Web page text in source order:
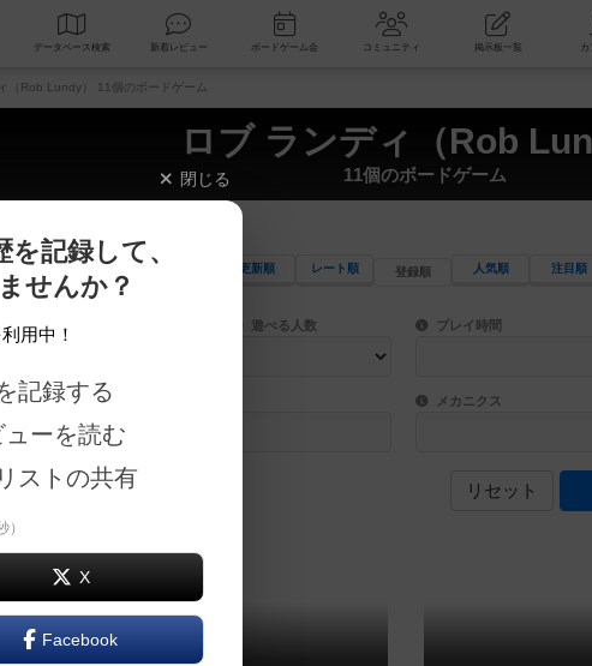
データベース 検索 新着レビュー ボードゲーム会 コミュニティ 掲
（Rob Lundy） 11個のボードゲーム
ロブ ランディ（Rob
11個のボードゲーム
更新順 レート順 登録順 人気順 注目順
ニクス名を対象にフリーワード検索ができます。
ムデザイナー名を指定して検索できます。
デザイナー プレイ対象人数に含まれるボードゲームを指定します。
遊べる人数 目安となる所要時間を指
プレイ時間
世界観や登場人物などモチーフ・ストーリーを指定することができます。直感的にゲ
テーマ/フレーバー ゲーム性を構成するコア
メカニクス
リセット
閉じる
記録して、
せんか？
用中！
記録する
ーを読む
ストの共有
X
Facebook